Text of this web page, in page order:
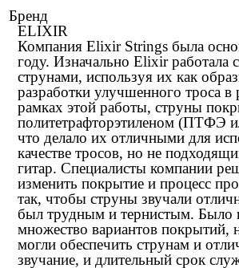
Бренд
ELIXIR
Компания Elixir Strings была
году. Изначально Elixir работала
струнами, используя их как
разработки улучшенного троса
рамках этой работы, струны
политетрафторэтиленом (ПТФЭ
что делало их отличными для
качестве тросов, но не
гитар. Специалисты компании
изменить покрытие и процесс
так, чтобы струны звучали
был трудным и тернистым. Было
множество вариантов покрытий,
могли обеспечить струнам и
звучание, и длительный срок